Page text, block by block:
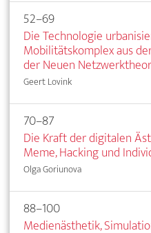
52–69
Die Technologie
Mobilitätskomplex aus
der Neuen
Geert Lovink
70–87
Die Kraft der digitalen
Meme, Hacking und
Olga Goriunova
88–100
Medienästhetik,